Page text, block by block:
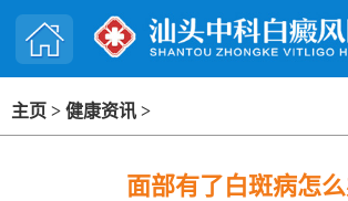
主页 > 健康资讯 >
面部有了白斑病怎